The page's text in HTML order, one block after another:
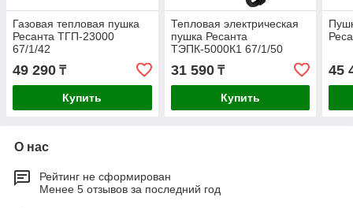
Газовая тепловая пушка
Ресанта ТГП-23000
67/1/42
49 290 ₸
Купить
Тепловая электрическая
пушка Ресанта
ТЭПК-5000К1 67/1/50
31 590₸
Купить
45
О нас
Рейтинг не сформирован
Менее 5 отзывов за последний год